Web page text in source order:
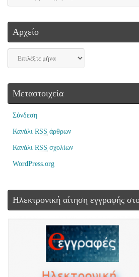
Αρχείο
Μεταστοιχεία
Σύνδεση
Κανάλι RSS άρθρων
Κανάλι RSS σχολίων
WordPress.org
Ηλεκτρονική αίτηση εγγραφής